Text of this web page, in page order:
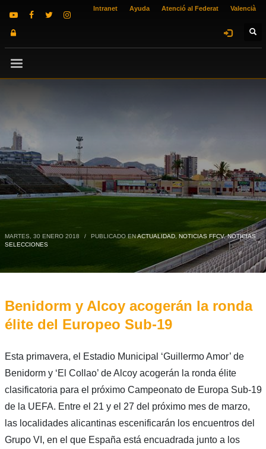
Intranet Ayuda Atenció al Federat Valencià
MARTES, 30 ENERO 2018 / PUBLICADO EN ACTUALIDAD, NOTICIAS FFCV,NOTICIAS
SELECCIONES
Benidorm y Alcoy acogerán la ronda
élite del Europeo Sub-19
Esta primavera, el Estadio Municipal ‘Guillermo Amor’ de
Benidorm y ‘El Collao’ de Alcoy acogerán la ronda élite
clasificatoria para el próximo Campeonato de Europa Sub-19
de la UEFA. Entre el 21 y el 27 del próximo mes de marzo,
las localidades alicantinas escenificarán los encuentros del
Grupo VI, en el que España está encuadrada junto a los